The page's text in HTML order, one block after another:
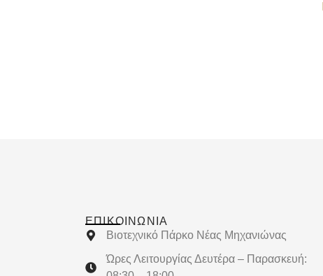
ΕΠΙΚΟΙΝΩΝΊΑ
Βιοτεχνικό Πάρκο Νέας Μηχανιώνας
Ώρες Λειτουργίας Δευτέρα – Παρασκευή: